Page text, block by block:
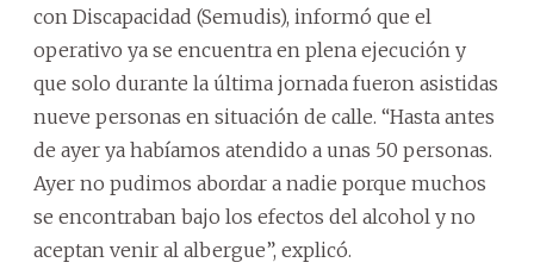
con Discapacidad (Semudis), informó que el
operativo ya se encuentra en plena ejecución y
que solo durante la última jornada fueron asistidas
nueve personas en situación de calle. “Hasta antes
de ayer ya habíamos atendido a unas 50 personas.
Ayer no pudimos abordar a nadie porque muchos
se encontraban bajo los efectos del alcohol y no
aceptan venir al albergue”, explicó.